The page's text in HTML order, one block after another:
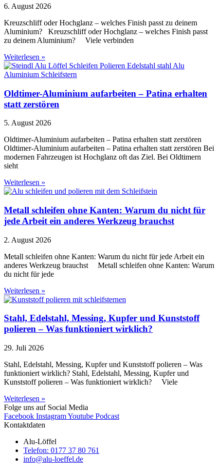
6. August 2026
Kreuzschliff oder Hochglanz – welches Finish passt zu deinem
Aluminium? Kreuzschliff oder Hochglanz – welches Finish passt
zu deinem Aluminium? Viele verbinden
Weiterlesen »
Oldtimer-Aluminium aufarbeiten – Patina erhalten
statt zerstören
5. August 2026
Oldtimer-Aluminium aufarbeiten – Patina erhalten statt zerstören
Oldtimer-Aluminium aufarbeiten – Patina erhalten statt zerstören Bei
modernen Fahrzeugen ist Hochglanz oft das Ziel. Bei Oldtimern
sieht
Weiterlesen »
Metall schleifen ohne Kanten: Warum du nicht für
jede Arbeit ein anderes Werkzeug brauchst
2. August 2026
Metall schleifen ohne Kanten: Warum du nicht für jede Arbeit ein
anderes Werkzeug brauchst Metall schleifen ohne Kanten: Warum
du nicht für jede
Weiterlesen »
Stahl, Edelstahl, Messing, Kupfer und Kunststoff
polieren – Was funktioniert wirklich?
29. Juli 2026
Stahl, Edelstahl, Messing, Kupfer und Kunststoff polieren – Was
funktioniert wirklich? Stahl, Edelstahl, Messing, Kupfer und
Kunststoff polieren – Was funktioniert wirklich? Viele
Weiterlesen »
Folge uns auf Social Media
Facebook InstagramYoutube Podcast
Kontaktdaten
Alu-Löffel
Telefon: 0177 37 80 761
info@alu-loeffel.de